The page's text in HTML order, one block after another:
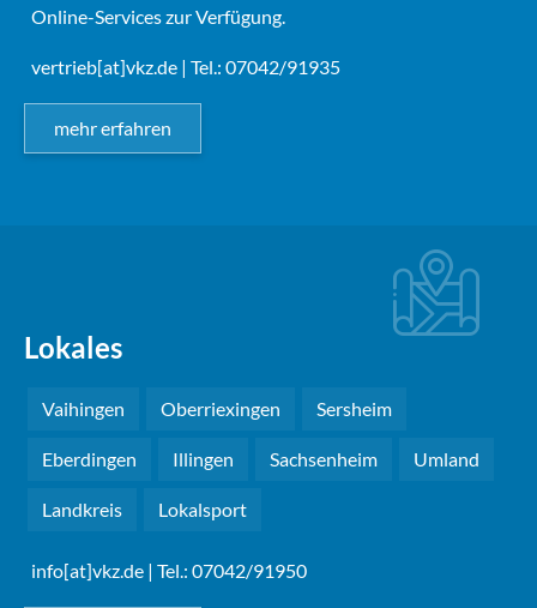
Online-Services zur Verfügung.
vertrieb[at]vkz.de | Tel.: 07042/91935
mehr erfahren
Lokales
Vaihingen Oberriexingen Sersheim
Eberdingen Illingen Sachsenheim Umland
Landkreis Lokalsport
info[at]vkz.de | Tel.: 07042/91950